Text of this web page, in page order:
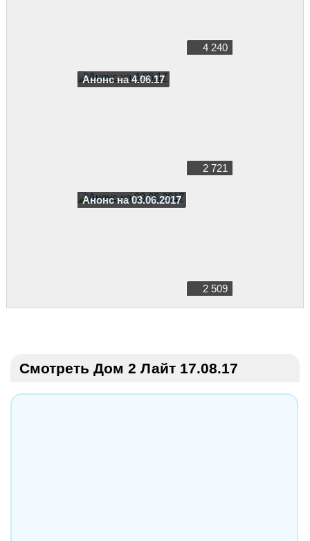
4 240
Анонс на 4.06.17
2 721
Анонс на 03.06.2017
2 509
Смотреть Дом 2 Лайт 17.08.17